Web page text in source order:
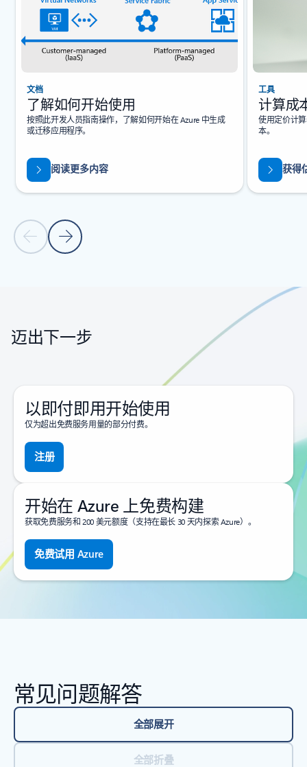
上一张幻灯片下一张幻灯片
文档
了解如何开始使用
按照此开发人员指南操作，了解如何开始在 Azure 中生成
或迁移应用程序。
阅读更多内容
工具
计算成
使用定价计
本。
获得
迈出下一步
以即付即用开始使用
仅为超出免费服务用量的部分付费。
注册
开始在 Azure 上免费构建
获取免费服务和 200 美元额度（支持在最长 30 天内探索 Azure）。
免费试用 Azure
常见问题解答
全部展开
全部折叠